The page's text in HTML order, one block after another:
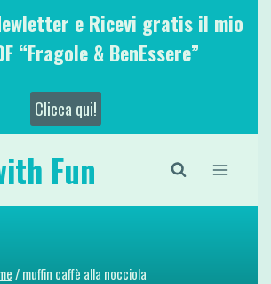
e Ricevi gratis il mio
“Fragole & BenEssere”
Clicca qui!
Fun
/muffin caffè alla nocciola